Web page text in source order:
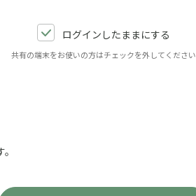
ログインしたままにする
共有の端末をお使いの方はチェックを外してください